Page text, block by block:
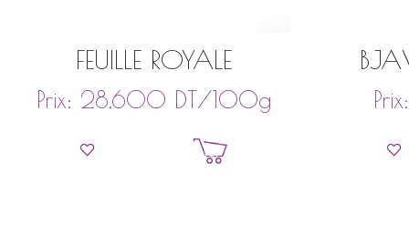
FEUILLE ROYALE
Prix: 28,600 DT/100g
Ajouter au panier